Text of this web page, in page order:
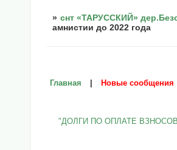
» снт «ТАРУССКИЙ»
амнистии до 2022 года
Главная Новые сообщения
"ДОЛГИ ПО ОПЛАТЕ